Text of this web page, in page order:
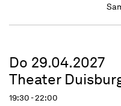
Do 29.04.2027
Theater
19:30 - 22:00